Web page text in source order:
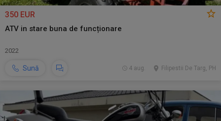
350 EUR
ATV in stare buna de funcționare
2022
Sună Filipestii De Targ, PH
4 aug.